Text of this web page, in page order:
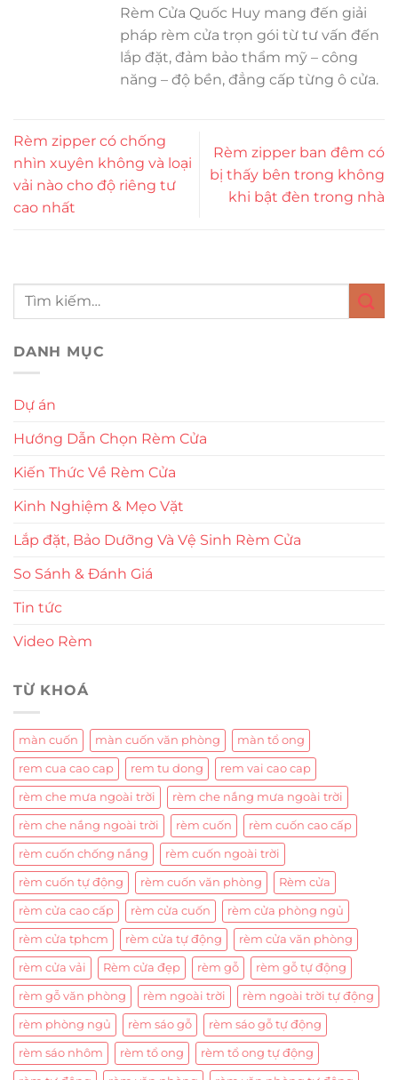
Rèm Cửa Quốc Huy mang đến giải
pháp rèm cửa trọn gói từ tư vấn đến
lắp đặt, đảm bảo thẩm mỹ – công
năng – độ bền, đẳng cấp từng ô cửa.
Rèm zipper có chống
nhìn xuyên không và loại
vải nào cho độ riêng tư
cao nhất
Rèm zipper ban đêm có
bị thấy bên trong không
khi bật đèn trong nhà
DANH MỤC
Dự án
Hướng Dẫn Chọn Rèm Cửa
Kiến Thức Về Rèm Cửa
Kinh Nghiệm & Mẹo Vặt
Lắp đặt, Bảo Dưỡng Và Vệ Sinh Rèm Cửa
So Sánh & Đánh Giá
Tin tức
Video Rèm
TỪ KHOÁ
màn cuốn màn cuốn văn phòng màn tổ ong
rem cua cao cap rem tu dong rem vai cao cap
rèm che mưa ngoài trời rèm che nắng mưa ngoài trời
rèm che nắng ngoài trời rèm cuốn rèm cuốn cao cấp
rèm cuốn chống nắng rèm cuốn ngoài trời
rèm cuốn tự động rèm cuốn văn phòng Rèm cửa
rèm cửa cao cấp rèm cửa cuốn rèm cửa phòng ngủ
rèm cửa tphcm rèm cửa tự động rèm cửa văn phòng
rèm cửa vải Rèm cửa đẹp rèm gỗ rèm gỗ tự động
rèm gỗ văn phòng rèm ngoài trời rèm ngoài trời tự động
rèm phòng ngủ rèm sáo gỗ rèm sáo gỗ tự động
rèm sáo nhôm rèm tổ ong rèm tổ ong tự động